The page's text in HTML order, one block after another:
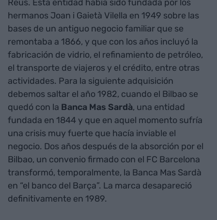
Reus. Esta entidad había sido fundada por los
hermanos Joan i Gaietà Vilella en 1949 sobre las
bases de un antiguo negocio familiar que se
remontaba a 1866, y que con los años incluyó la
fabricación de vidrio, el refinamiento de petróleo,
el transporte de viajeros y el crédito, entre otras
actividades. Para la siguiente adquisición
debemos saltar el año 1982, cuando el Bilbao se
quedó con la Banca Mas Sardà, una entidad
fundada en 1844 y que en aquel momento sufría
una crisis muy fuerte que hacía inviable el
negocio. Dos años después de la absorción por el
Bilbao, un convenio firmado con el FC Barcelona
transformó, temporalmente, la Banca Mas Sardà
en “el banco del Barça”. La marca desapareció
definitivamente en 1989.